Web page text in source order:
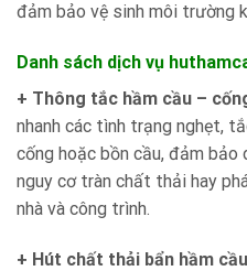
đảm bảo vệ sinh môi trường
Danh sách dịch vụ
+ Thông tắc hầm cầu –
nhanh các tình trạng nghẹt,
cống hoặc bồn cầu, đảm
nguy cơ tràn chất thải hay
nhà và công trình.
+ Hút chất thải bẩn hầm